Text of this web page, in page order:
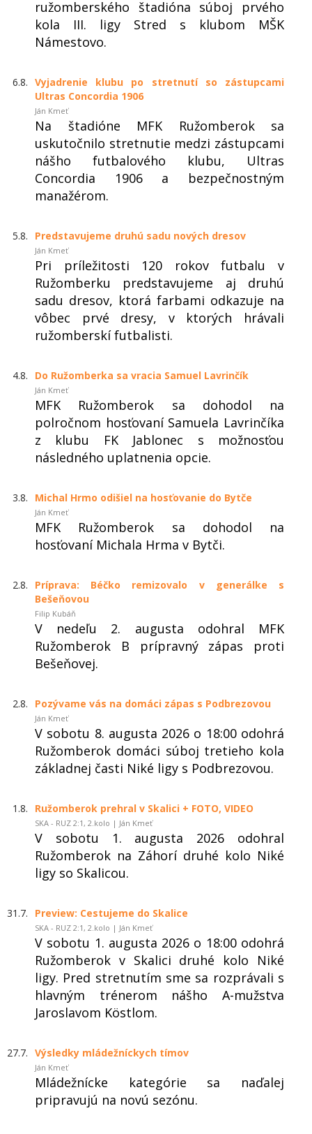
ružomberského štadióna súboj prvého
kola III. ligy Stred s klubom MŠK
Námestovo.
6.8. Vyjadrenie klubu po stretnutí so zástupcami
Ultras Concordia 1906
Ján Kmeť
Na štadióne MFK Ružomberok sa
uskutočnilo stretnutie medzi zástupcami
nášho futbalového klubu, Ultras
Concordia 1906 a bezpečnostným
manažérom.
5.8. Predstavujeme druhú sadu nových dresov
Ján Kmeť
Pri príležitosti 120 rokov futbalu v
Ružomberku predstavujeme aj druhú
sadu dresov, ktorá farbami odkazuje na
vôbec prvé dresy, v ktorých hrávali
ružomberskí futbalisti.
4.8. Do Ružomberka sa vracia Samuel Lavrinčík
Ján Kmeť
MFK Ružomberok sa dohodol na
polročnom hosťovaní Samuela Lavrinčíka
z klubu FK Jablonec s možnosťou
následného uplatnenia opcie.
3.8. Michal Hrmo odišiel na hosťovanie do Bytče
Ján Kmeť
MFK Ružomberok sa dohodol na
hosťovaní Michala Hrma v Bytči.
2.8.
Príprava: Béčko remizovalo v generálke s
Bešeňovou
Filip Kubáň
V nedeľu 2. augusta odohral MFK
Ružomberok B prípravný zápas proti
Bešeňovej.
2.8. Pozývame vás na domáci zápas s Podbrezovou
Ján Kmeť
V sobotu 8. augusta 2026 o 18:00 odohrá
Ružomberok domáci súboj tretieho kola
základnej časti Niké ligy s Podbrezovou.
1.8. Ružomberok prehral v Skalici + FOTO, VIDEO
SKA - RUZ 2:1, 2.kolo | Ján Kmeť
V sobotu 1. augusta 2026 odohral
Ružomberok na Záhorí druhé kolo Niké
ligy so Skalicou.
31.7. Preview: Cestujeme do Skalice
SKA - RUZ 2:1, 2.kolo | Ján Kmeť
V sobotu 1. augusta 2026 o 18:00 odohrá
Ružomberok v Skalici druhé kolo Niké
ligy. Pred stretnutím sme sa rozprávali s
hlavným trénerom nášho A-mužstva
Jaroslavom Köstlom.
27.7. Výsledky mládežníckych tímov
Ján Kmeť
Mládežnícke kategórie sa naďalej
pripravujú na novú sezónu.